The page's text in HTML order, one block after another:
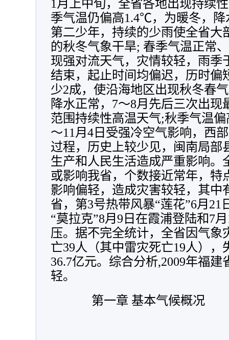
1月上中旬，全省各地出现持续
季气温仍偏高1.4℃，为暖冬，降
第二少年，持续的少雨使全省大
的秋冬气象干旱; 春季气温正常
现强对流天气，灾情较轻，雨季
结束，起止时间均偏迟，历时偏
少2成，使沿海地区出现秋冬春
降水正常，7～8月先后三次出
范围持续性高温天气;秋季气温
～11月4日受强冷空气影响，西
过程，历史上较少见，闽南局部
生产和人民生活造成严重影响。
或影响我省，个数接近常年，特
影响偏轻，造成灾害较轻，其中
省，第3号热带风暴“莲花”6月
“莫拉克”8月9日在霞浦登陆和7
压。据不完全统计，全省因气象
亡39人（其中雷灾死亡19人），
36.7亿元。综合分析,2009年福
轻。
第一章 基本气候概况